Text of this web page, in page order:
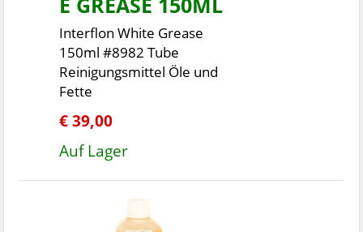
Interflon White Grease
150ml #8982 Tube
Reinigungsmittel Öle und
Fette
€ 39,00
Auf Lager